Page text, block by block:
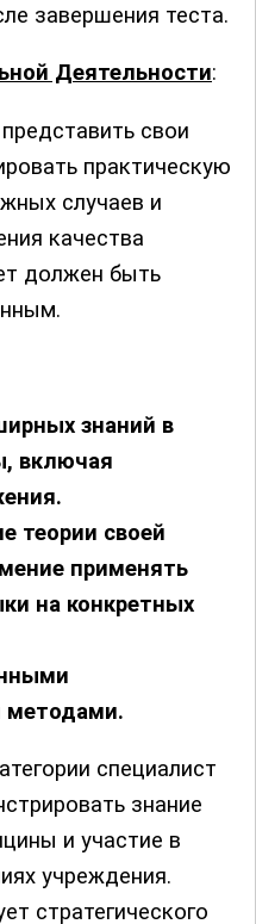
завершения теста.
Деятельности:
свои
практическую
случаев и
качества
должен быть
знаний в
включая
теории своей
применять
на конкретных
методами.
специалист
знание
и участие в
учреждения.
стратегического